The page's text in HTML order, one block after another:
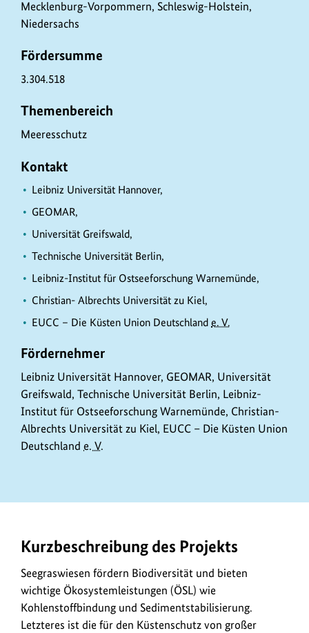
e
Mecklenburg-Vorpommern, Schleswig-Holstein,
Niedersachs
Fördersumme
3.304.518
Themenbereich
Meeresschutz
Kontakt
Leibniz Universität Hannover,
GEOMAR,
Universität Greifswald,
Technische Universität Berlin,
Leibniz-Institut für Ostseeforschung Warnemünde,
Christian- Albrechts Universität zu Kiel,
EUCC – Die Küsten Union Deutschland e. V.
Fördernehmer
Leibniz Universität Hannover, GEOMAR, Universität
Greifswald, Technische Universität Berlin, Leibniz-
Institut für Ostseeforschung Warnemünde, Christian-
Albrechts Universität zu Kiel, EUCC – Die Küsten Union
Deutschland e. V.
Kurzbeschreibung des Projekts
Seegraswiesen fördern Biodiversität und bieten
wichtige Ökosystemleistungen (ÖSL) wie
Kohlenstoffbindung und Sedimentstabilisierung.
Letzteres ist die für den Küstenschutz von großer